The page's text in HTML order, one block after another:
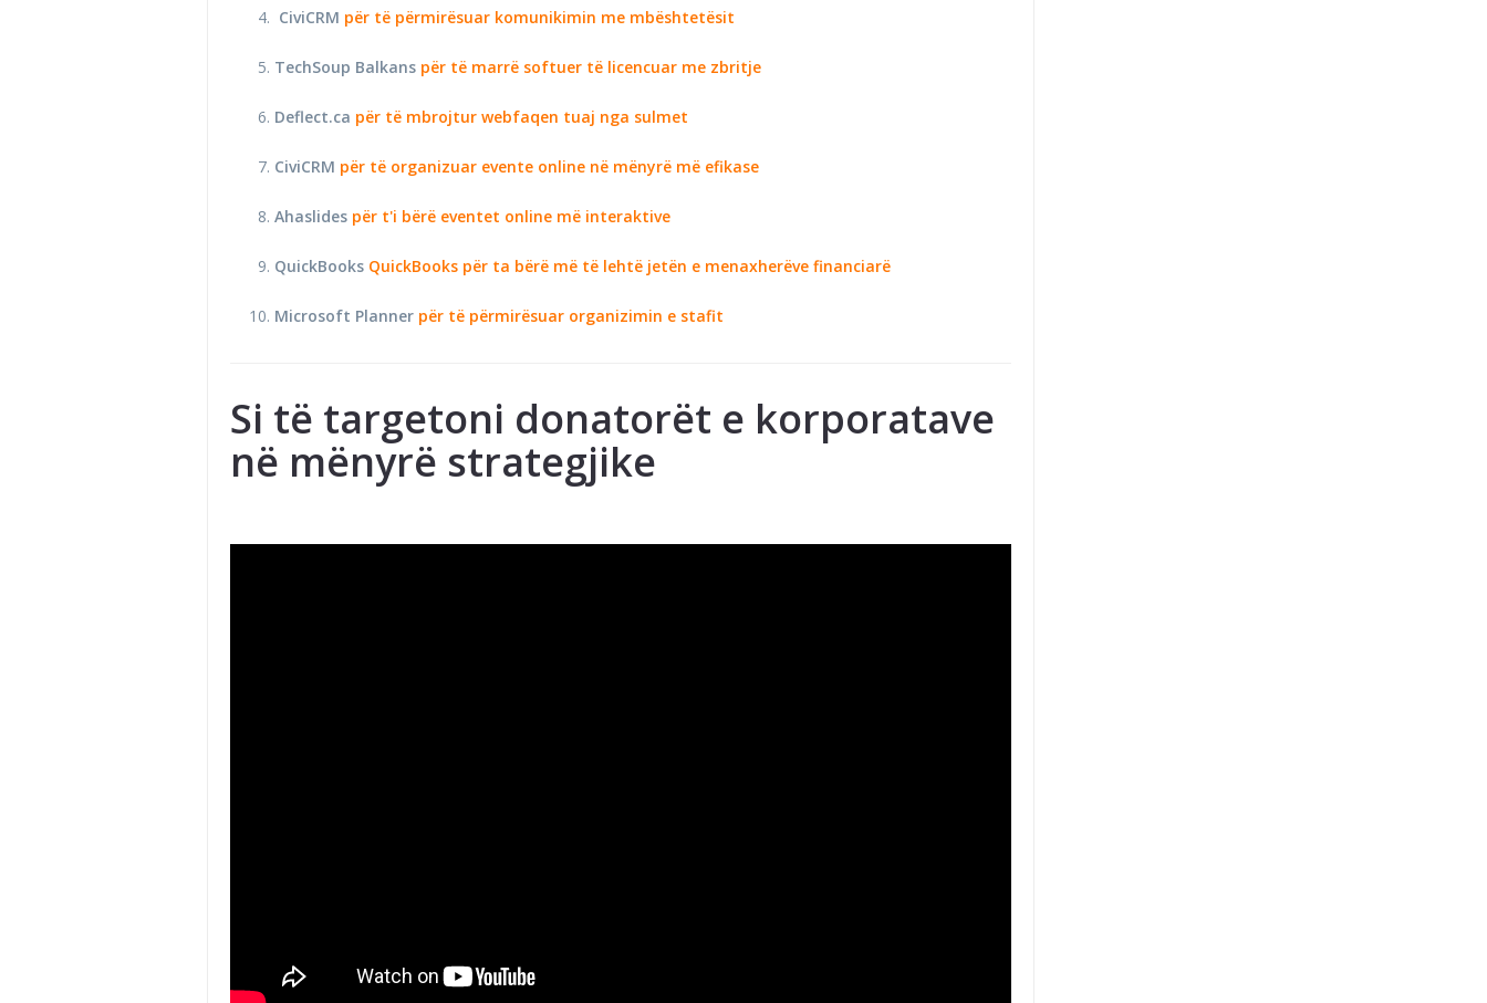
CiviCRM për të përmirësuar komunikimin me mbështetësit
TechSoup Balkans për të marrë softuer të licencuar me zbritje
Deflect.ca për të mbrojtur webfaqen tuaj nga sulmet
CiviCRM për të organizuar evente online në mënyrë më efikase
Ahaslides për t'i bërë eventet online më interaktive
QuickBooks QuickBooks për ta bërë më të lehtë jetën e menaxherëve financiarë
Microsoft Planner për të përmirësuar organizimin e stafit
Si të targetoni donatorët e korporatave
në mënyrë strategjike